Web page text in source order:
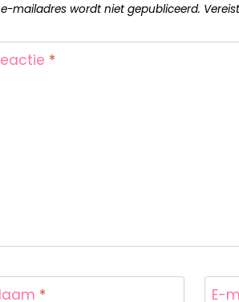
mailadres wordt niet gepubliceerd.
*
* E-